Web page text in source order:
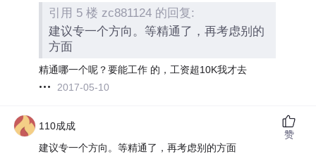
引用 5 楼 zc881124 的回复:
建议专一个方向。等精通了，再考虑别的
方面
精通哪一个呢？要能工作 的，工资超10K我才去
2017-05-10
110成成
建议专一个方向。等精通了，再考虑别的方面
赞